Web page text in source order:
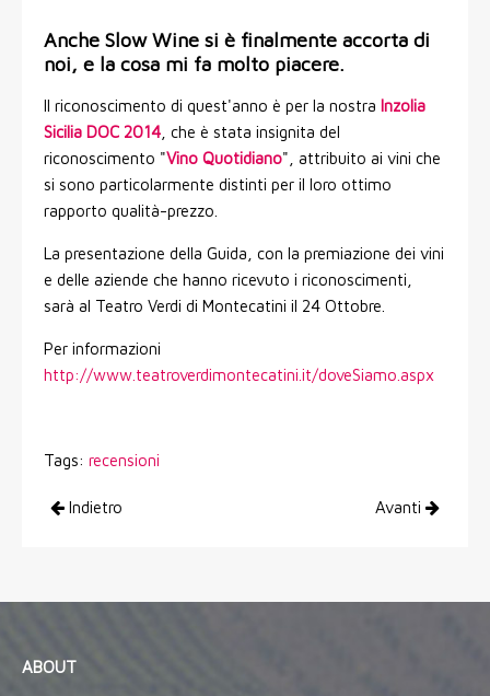
Anche Slow Wine si è finalmente accorta di
noi, e la cosa mi fa molto piacere.
Il riconoscimento di quest'anno è per la nostra Inzolia
Sicilia DOC 2014 , che è stata insignita del
riconoscimento "Vino Quotidiano", attribuito ai vini che
si sono particolarmente distinti per il loro ottimo
rapporto qualità-prezzo.
La presentazione della Guida, con la premiazione dei vini
e delle aziende che hanno ricevuto i riconoscimenti,
sarà al Teatro Verdi di Montecatini il 24 Ottobre.
Per informazioni
http://www.teatroverdimontecatini.it/doveSiamo.aspx
Tags: recensioni
Indietro Avanti
ABOUT